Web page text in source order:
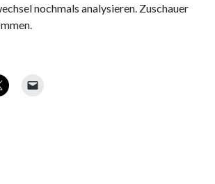
nochmals analysieren. Zuschauer